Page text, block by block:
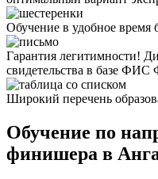
Обучение в удобное время
Гарантия легитимности!
свидетельства в базе
Широкий перечень
Обучение по
финишера в